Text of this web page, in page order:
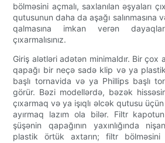
bölməsini açmalı, saxlanılan əşyaları
qutusunun daha da aşağı salınmasına
qalmasına imkan verən
çıxarmalısınız.
Giriş alətləri adətən minimaldır. Bir
qapağı bir neçə sadə klip və ya
başlı tornavida və ya Phillips başlı
görür. Bəzi modellərdə, bəzək
çıxarmaq və ya işıqlı əlcək qutusu
ayırmaq lazım ola bilər. Filtr
şüşənin qapağının yaxınlığında
plastik örtük axtarın; filtr